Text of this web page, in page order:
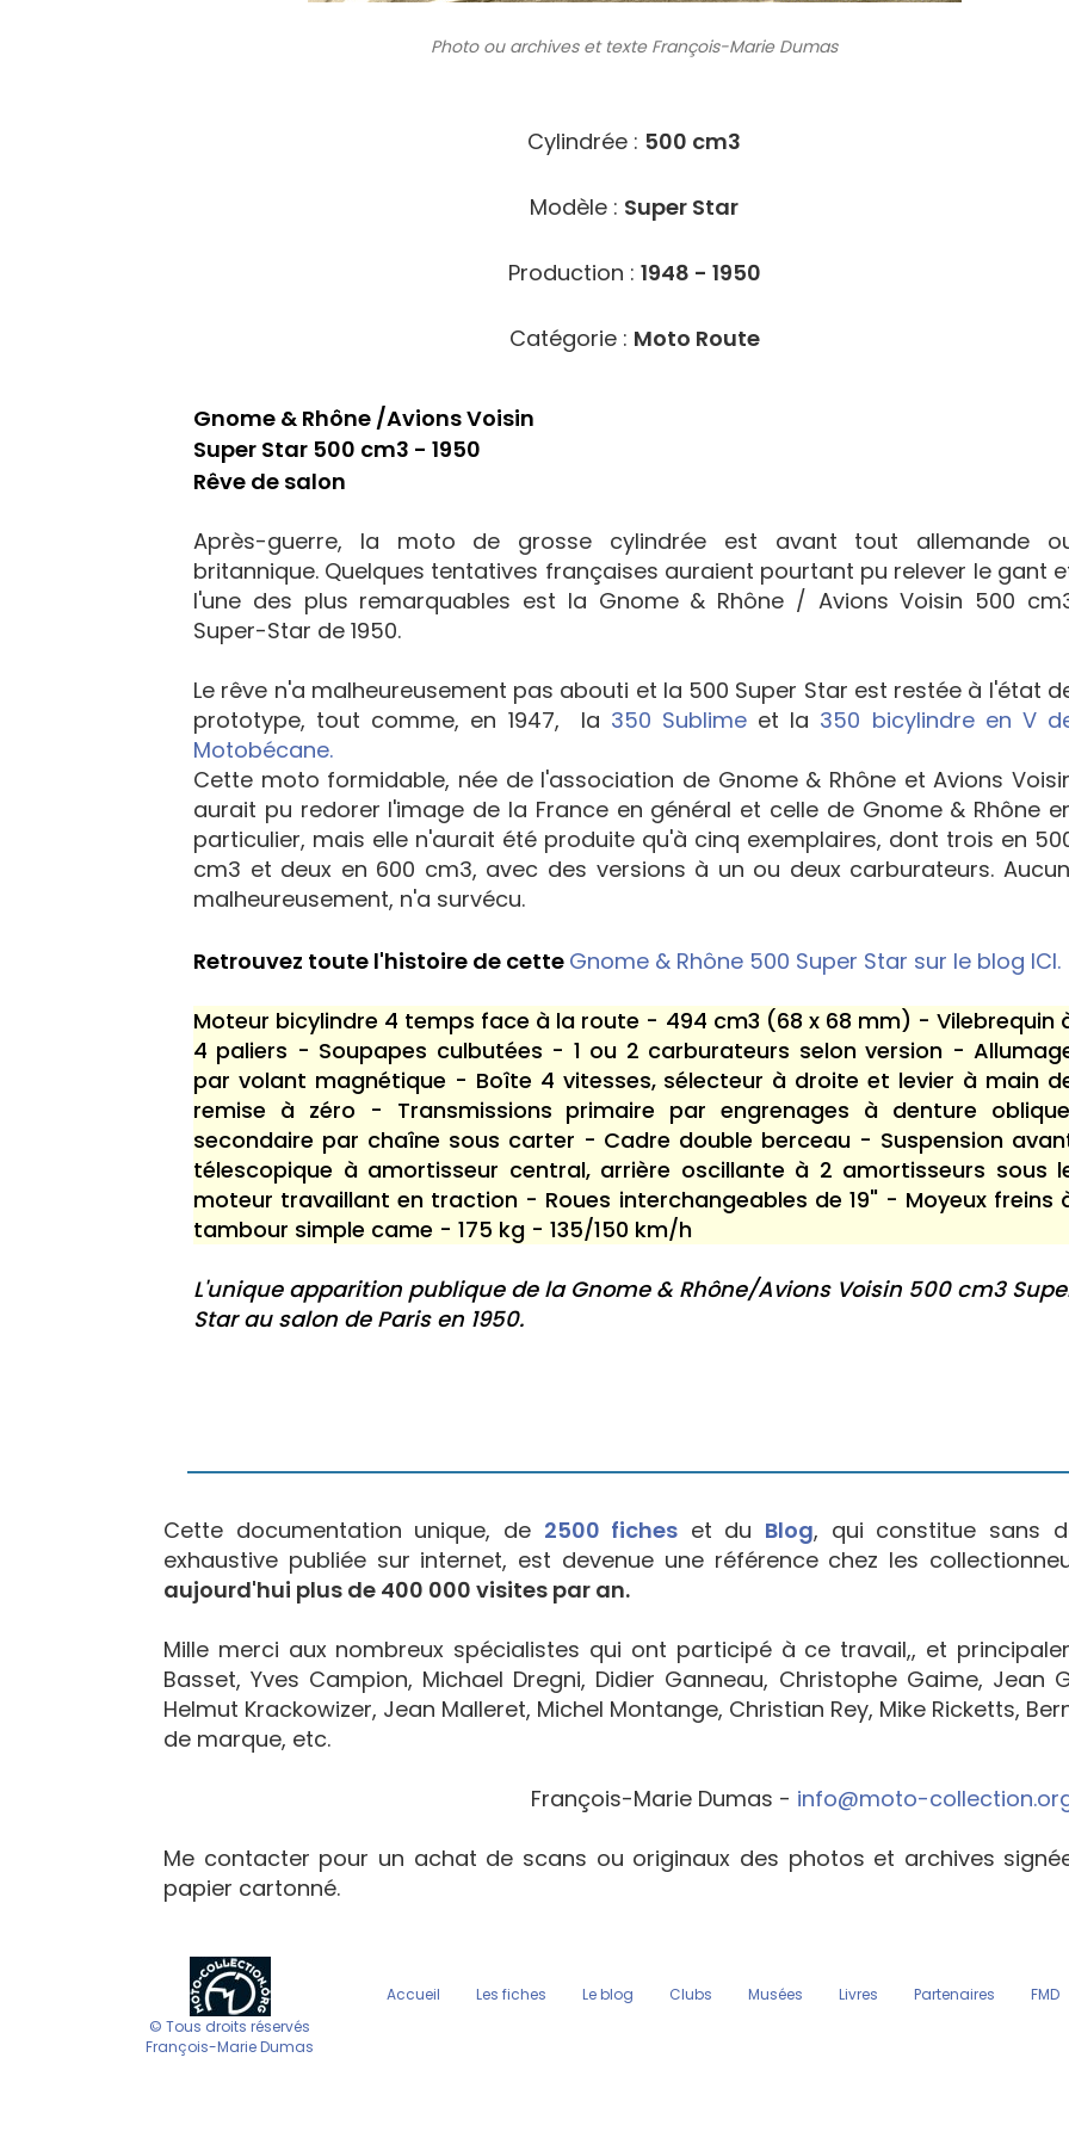
Photo ou archiveset texte François-Marie Dumas
Cylindrée : 500 cm3
Modèle : Super Star
Production : 1948 - 1950
Catégorie : Moto Route
Gnome & Rhône /Avions Voisin
Super Star 500 cm3 - 1950
Rêve de salon
Après-guerre, la moto de grosse cylindrée est avant tout allemande
britannique. Quelques tentatives françaises auraient pourtant pu relever le gant
l'une des plus remarquables est la Gnome & Rhône / Avions Voisin 500
Super-Star de 1950.
Le rêve n'a malheureusement pas abouti et la 500 Super Star est restée à l'état
prototype, tout comme, en 1947, la 350 Sublime et la 350 bicylindre en V
Motobécane.
Cette moto formidable, née de l'association de Gnome & Rhône et Avions
aurait pu redorer l'image de la France en général et celle de Gnome & Rhône
particulier, mais elle n'aurait été produite qu'à cinq exemplaires, dont trois en
cm3 et deux en 600 cm3, avec des versions à un ou deux carburateurs.
malheureusement, n'a survécu.
Retrouvez toute l'histoire de cette Gnome & Rhône 500 Super Star sur le blog ICI.
Moteur bicylindre 4 temps face à la route - 494 cm3 (68 x 68 mm) - Vilebrequin
4 paliers - Soupapes culbutées - 1 ou 2 carburateurs selon version -
par volant magnétique - Boîte 4 vitesses, sélecteur à droite et levier à main
remise à zéro - Transmissions primaire par engrenages à denture
secondaire par chaîne sous carter - Cadre double berceau - Suspension
télescopique à amortisseur central, arrière oscillante à 2 amortisseurs sous
moteur travaillant en traction - Roues interchangeables de 19" - Moyeux freins
tambour simple came - 175 kg - 135/150 km/h
L'unique apparition publique de la Gnome & Rhône/Avions Voisin 500 cm3
Star au salon de Paris en 1950.
Cette documentation unique, de 2500 fiches et du Blog, qui constitue sans
exhaustive publiée sur internet, est devenue une référence chez les
aujourd'hui plus de 400 000 visites par an.
Mille merci aux nombreux spécialistes qui ont participé à ce travail,, et
Basset, Yves Campion, Michael Dregni, Didier Ganneau, Christophe Gaime, Jean
Helmut Krackowizer, Jean Malleret, Michel Montange, Christian Rey, Mike Ricketts,
de marque, etc.
François-Marie Dumas - info@moto-
Me contacter pour un achat de scans ou originaux des photos et archives
papier cartonné.
© Tous droits réservés
François-Marie Dumas
Accueil Les fiches Le blog Clubs Musées Livres Partenaires FMD